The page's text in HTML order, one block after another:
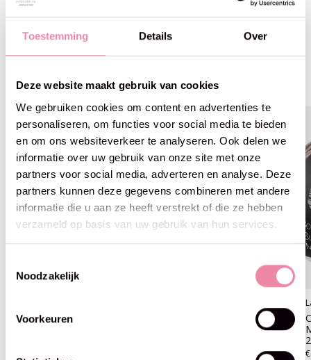
Toestemming Details Over
Deze website maakt gebruik van cookies
We gebruiken cookies om content en advertenties te
personaliseren, om functies voor social media te bieden
en om ons websiteverkeer te analyseren. Ook delen we
informatie over uw gebruik van onze site met onze
partners voor social media, adverteren en analyse. Deze
partners kunnen deze gegevens combineren met andere
informatie die u aan ze heeft verstrekt of die ze hebben
verzameld op basis van uw gebruik van hun services.
Noodzakelijk
Voorkeuren
Gerelateerde producten
Carousel items
Cool Wool Superbig